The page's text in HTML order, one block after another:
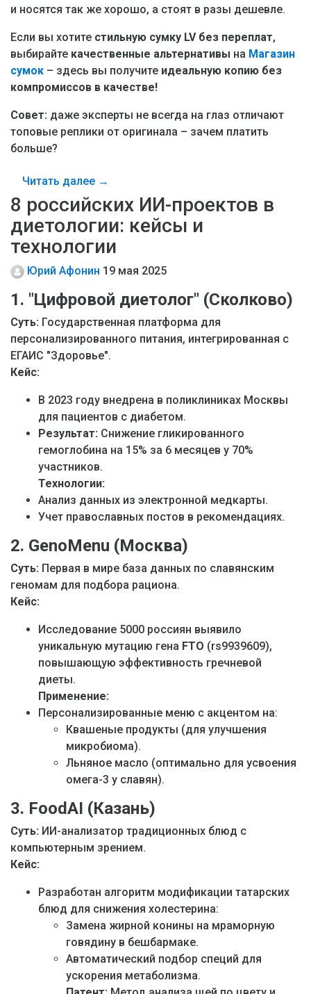
и носятся так же хорошо, а стоят в разы дешевле.
Если вы хотите стильную сумку LV без переплат,
выбирайте качественные альтернативы на Магазин
сумок – здесь вы получите идеальную копию без
компромиссов в качестве!
Совет: даже эксперты не всегда на глаз отличают
топовые реплики от оригинала – зачем платить
больше?
Читать далее →
8 российских ИИ-проектов в
диетологии: кейсы и
технологии
Юрий Афонин 19 мая 2025
1. "Цифровой диетолог" (Сколково)
Суть: Государственная платформа для
персонализированного питания, интегрированная с
ЕГАИС "Здоровье".
Кейс:
В 2023 году внедрена в поликлиниках Москвы
для пациентов с диабетом.
Результат: Снижение гликированного
гемоглобина на 15% за 6 месяцев у 70%
участников.
Технологии:
Анализ данных из электронной медкарты.
Учет православных постов в рекомендациях.
2. GenoMenu (Москва)
Суть: Первая в мире база данных по славянским
геномам для подбора рациона.
Кейс:
Исследование 5000 россиян выявило
уникальную мутацию гена FTO (rs9939609),
повышающую эффективность гречневой
диеты.
Применение:
Персонализированные меню с акцентом на:
Квашеные продукты (для улучшения
микробиома).
Льняное масло (оптимально для усвоения
омега-3 у славян).
3. FoodAI (Казань)
Суть: ИИ-анализатор традиционных блюд с
компьютерным зрением.
Кейс:
Разработан алгоритм модификации татарских
блюд для снижения холестерина:
Замена жирной конины на мраморную
говядину в бешбармаке.
Автоматический подбор специй для
ускорения метаболизма.